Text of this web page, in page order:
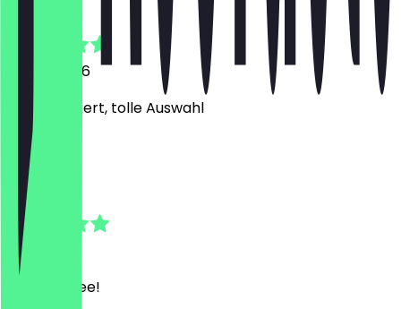
26. Juli 2026
Unkompliziert, tolle Auswahl
Nare
5. Juli 2026
Good coffee!